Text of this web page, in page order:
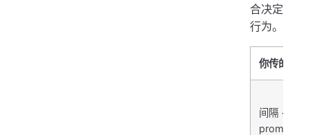
合决定
行为。
你传的
间隔 +
prompt